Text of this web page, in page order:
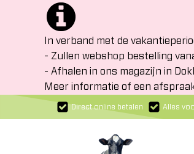
In verband met de
- Zullen webshop bestelling
- Afhalen in ons magazijn in
Meer informatie of een
Direct online betalen Alles